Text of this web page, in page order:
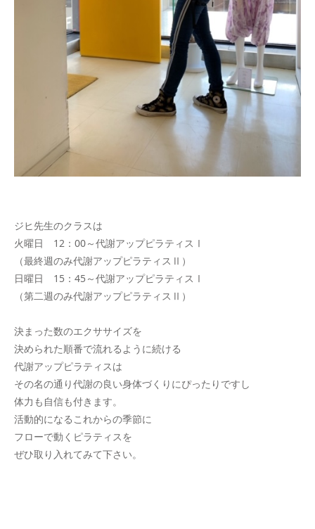
ジヒ先生のクラスは
火曜日 12：00～代謝アップピラティスⅠ
（最終週のみ代謝アップピラティスⅡ）
日曜日 15：45～代謝アップピラティスⅠ
（第二週のみ代謝アップピラティスⅡ）
決まった数のエクササイズを
決められた順番で流れるように続ける
代謝アップピラティスは
その名の通り代謝の良い身体づくりにぴったりですし
体力も自信も付きます。
活動的になるこれからの季節に
フローで動くピラティスを
ぜひ取り入れてみて下さい。